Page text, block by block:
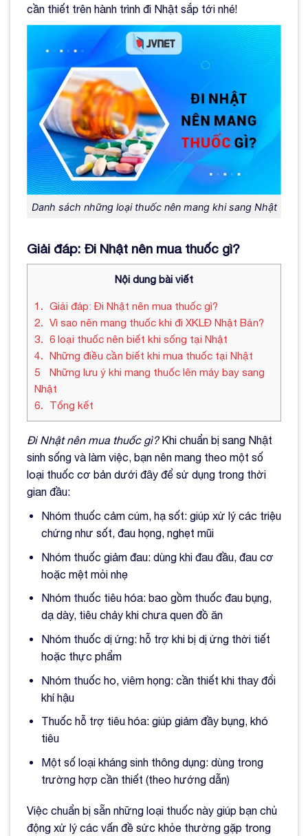
cần thiết trên hành trình đi Nhật sắp tới nhé!
Danh sách những loại thuốc nên mang khi sang Nhật
Giải đáp: Đi Nhật nên mua thuốc gì?
Nội dung bài viết
1
Giải đáp: Đi Nhật nên mua thuốc gì?
2
Vì sao nên mang thuốc khi đi XKLĐ Nhật Bản?
3
6 loại thuốc nên biết khi sống tại Nhật
4
Những điều cần biết khi mua thuốc tại Nhật
5
Những lưu ý khi mang thuốc lên máy bay sang
Nhật
6
Tổng kết
Đi Nhật nên mua thuốc gì?Khi chuẩn bị sang Nhật
sinh sống và làm việc, bạn nên mang theo một số
loại thuốc cơ bản dưới đây để sử dụng trong thời
gian đầu:
Nhóm thuốc cảm cúm, hạ sốt: giúp xử lý các triệu
chứng như sốt, đau họng, nghẹt mũi
Nhóm thuốc giảm đau: dùng khi đau đầu, đau cơ
hoặc mệt mỏi nhẹ
Nhóm thuốc tiêu hóa: bao gồm thuốc đau bụng,
dạ dày, tiêu chảy khi chưa quen đồ ăn
Nhóm thuốc dị ứng: hỗ trợ khi bị dị ứng thời tiết
hoặc thực phẩm
Nhóm thuốc ho, viêm họng: cần thiết khi thay đổi
khí hậu
Thuốc hỗ trợ tiêu hóa: giúp giảm đầy bụng, khó
tiêu
Một số loại kháng sinh thông dụng: dùng trong
trường hợp cần thiết (theo hướng dẫn)
Việc chuẩn bị sẵn những loại thuốc này giúp bạn chủ
động xử lý các vấn đề sức khỏe thường gặp trong